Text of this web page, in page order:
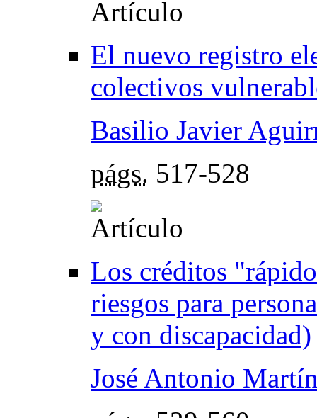
El nuevo registro
colectivos
Basilio Javier
págs. 517-528
Los créditos
riesgos para
y con discapacidad)
José Antonio